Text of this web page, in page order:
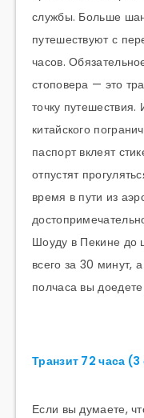
службы. Больше
путешествуют с
часов.
стоповера — это
точку путешествия.
китайского
паспорт вклеят
отпустят
время в пути из
Шоуду в Пекине до
всего за 30 минут,
полчаса вы
Транзит 72 часа (3
Если вы думаете,